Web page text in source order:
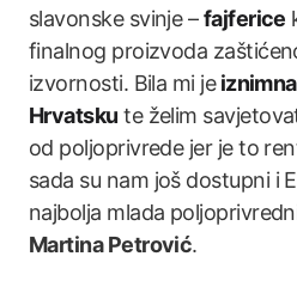
slavonske svinje –fajferice
finalnog proizvoda
izvornosti. Bila mi je
Hrvatsku te želim
od poljoprivrede jer je to
sada su nam još dostupni i
najbolja mlada
Martina Petrović.